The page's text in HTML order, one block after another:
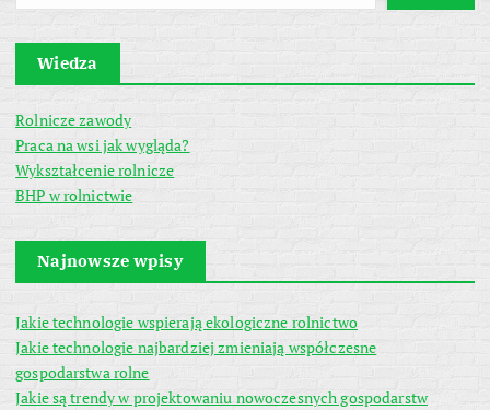
Wiedza
Rolnicze zawody
Praca na wsi jak wygląda?
Wykształcenie rolnicze
BHP w rolnictwie
Najnowsze wpisy
Jakie technologie wspierają ekologiczne rolnictwo
Jakie technologie najbardziej zmieniają współczesne
gospodarstwa rolne
Jakie są trendy w projektowaniu nowoczesnych gospodarstw